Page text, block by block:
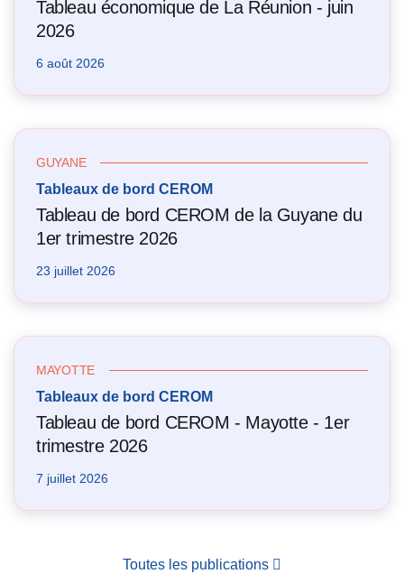
Tableau économique de La Réunion - juin
2026
6 août 2026
GUYANE
Tableaux de bord CEROM
Tableau de bord CEROM de la Guyane du
1er trimestre 2026
23 juillet 2026
MAYOTTE
Tableaux de bord CEROM
Tableau de bord CEROM - Mayotte - 1er
trimestre 2026
7 juillet 2026
Toutes les publications